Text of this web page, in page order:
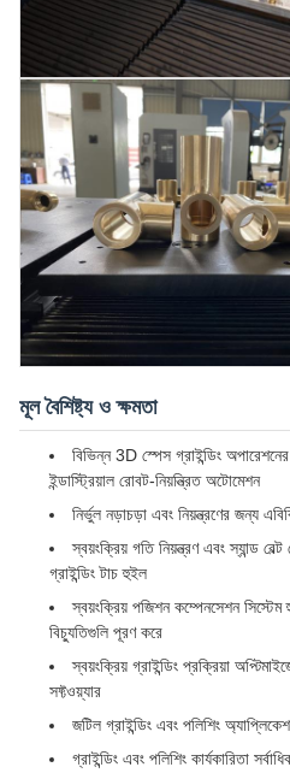
মূল বৈশিষ্ট্য ও ক্ষমতা
বিভিন্ন 3D স্পেস গ্রাইন্ডিং
ইন্ডাস্ট্রিয়াল রোবট-নিয়ন্ত্রিত অটোমেশন
নির্ভুল নড়াচড়া এবং নিয়ন্ত্রণের জন্য
স্বয়ংক্রিয় গতি নিয়ন্ত্রণ এবং স্যান্ড
গ্রাইন্ডিং টাচ হুইল
স্বয়ংক্রিয় পজিশন কম্পেনসেশন
বিচ্যুতিগুলি পূরণ করে
স্বয়ংক্রিয় গ্রাইন্ডিং প্রক্রিয়া
সফ্টওয়্যার
জটিল গ্রাইন্ডিং এবং পলিশিং
গ্রাইন্ডিং এবং পলিশিং কার্যকারিতা